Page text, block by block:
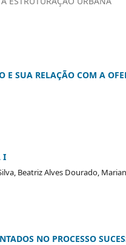
SUA RELAÇÃO COM A
I
Beatriz Alves Dourado,
NO PROCESSO